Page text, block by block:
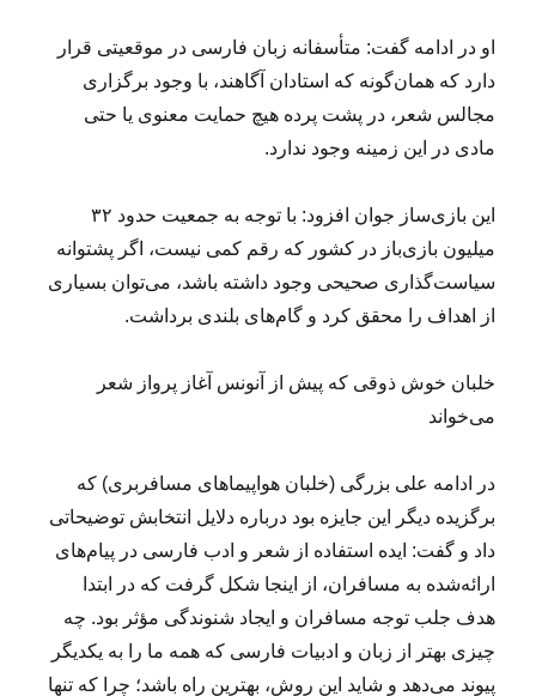
او در ادامه گفت: متأسفانه زبان فارسی در موقعیتی قرار
دارد که همان‌گونه که استادان آگاهند، با وجود برگزاری
مجالس شعر، در پشت پرده هیچ حمایت معنوی یا حتی
مادی در این زمینه وجود ندارد.
این بازی‌ساز جوان افزود: با توجه به جمعیت حدود ۳۲
میلیون بازی‌باز در کشور که رقم کمی نیست، اگر پشتوانه
سیاست‌گذاری صحیحی وجود داشته باشد، می‌توان بسیاری
از اهداف را محقق کرد و گام‌های بلندی برداشت.
خلبان خوش ذوقی که پیش از آنونس آغاز پرواز شعر
می‌خواند
در ادامه علی بزرگی (خلبان هواپیماهای مسافربری) که
برگزیده دیگر این جایزه بود درباره دلایل انتخابش توضیحاتی
داد و گفت: ایده استفاده از شعر و ادب فارسی در پیام‌های
ارائه‌شده به مسافران، از اینجا شکل گرفت که در ابتدا
هدف جلب توجه مسافران و ایجاد شنوندگی مؤثر بود. چه
چیزی بهتر از زبان و ادبیات فارسی که همه ما را به یکدیگر
پیوند می‌دهد و شاید این روش، بهترین راه باشد؛ چرا که تنها